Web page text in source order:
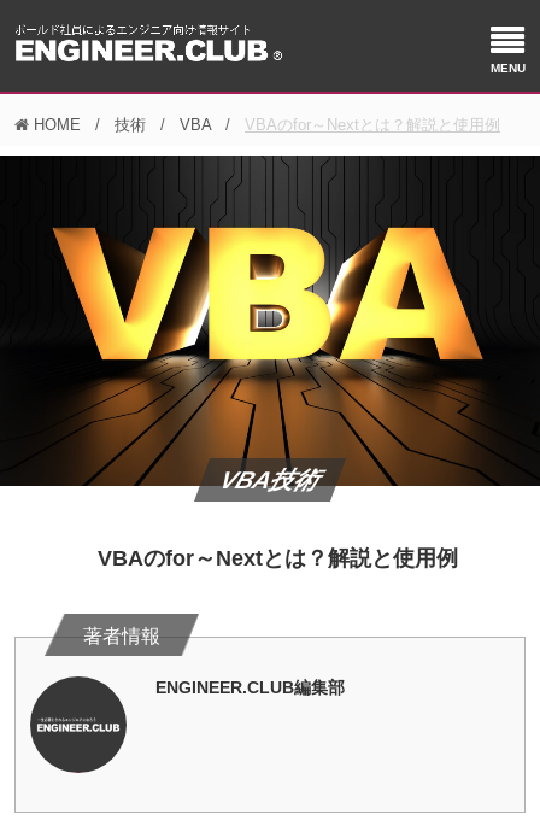
HOME 技術 VBA VBAのfor～Nextとは？解説と使用例
VBA技術
VBAのfor～Nextとは？解説と使用例
ENGINEER.CLUB編集部